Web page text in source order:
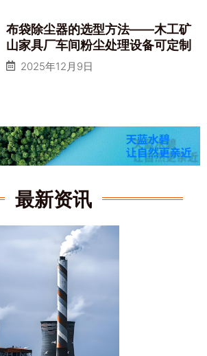
布袋除尘器的选型方法——木工矿
山家具厂车间粉尘处理设备可定制
2025年12月9日
最新资讯